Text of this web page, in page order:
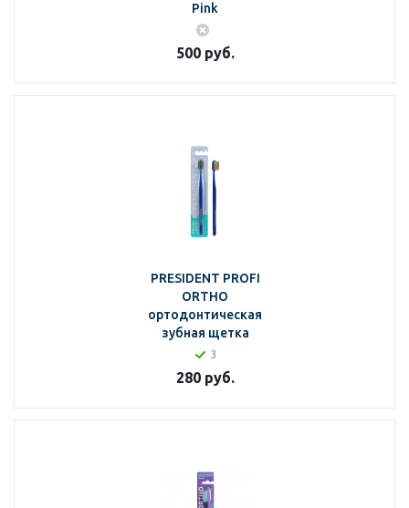
Pink
500руб.
PRESIDENT PROFI
ORTHO
ортодонтическая
зубная щетка
3
280руб.